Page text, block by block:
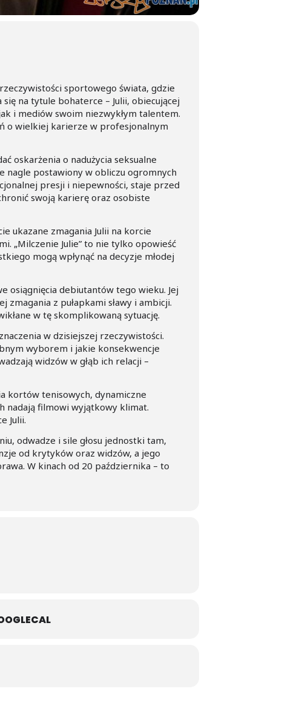
sportowego świata, gdzie
na tytule bohaterce – Julii, obiecującej
i mediów swoim niezwykłym talentem.
o wielkiej karierze w profesjonalnym
oskarżenia o nadużycia seksualne
nagle postawiony w obliczu ogromnych
presji i niepewności, staje przed
swoją karierę oraz osobiste
ukazane zmagania Julii na korcie
„Milczenie Julie” to nie tylko opowieść
mogą wpłynąć na decyzje młodej
osiągnięcia debiutantów tego wieku. Jej
z pułapkami sławy i ambicji.
w tę skomplikowaną sytuację.
w dzisiejszej rzeczywistości.
wyborem i jakie konsekwencje
widzów w głąb ich relacji –
kortów tenisowych, dynamiczne
nadają filmowi wyjątkowy klimat.
Julii.
odwadze i sile głosu jednostki tam,
od krytyków oraz widzów, a jego
W kinach od 20 października – to